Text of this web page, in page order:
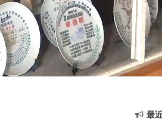
最